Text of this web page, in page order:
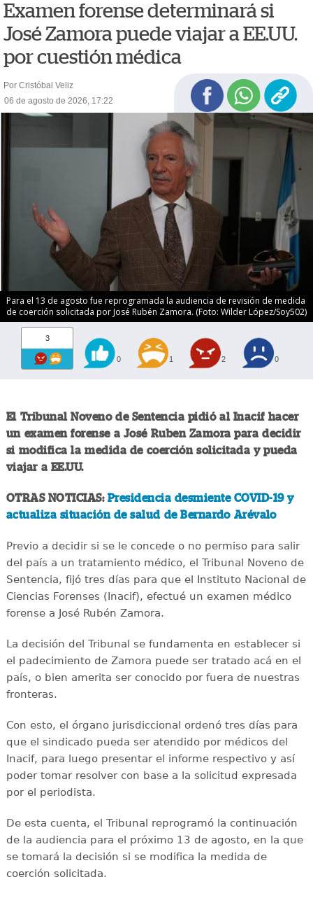
Examen forense determinará si
José Zamora puede viajar a EE.UU.
por cuestión médica
Por Cristóbal Veliz
06 de agosto de 2026, 17:22
Para el 13 de agosto fue reprogramada la audiencia de revisión de medida
de coerción solicitada por José Rubén Zamora. (Foto: Wilder López/Soy502)
3
0 1 2 0
El Tribunal Noveno de Sentencia pidió al Inacif hacer
un examen forense a José Ruben Zamora para decidir
si modifica la medida de coerción solicitada y pueda
viajar a EE.UU.
OTRAS NOTICIAS: Presidencia desmiente COVID-19 y
actualiza situación de salud de Bernardo Arévalo
Previo a decidir si se le concede o no permiso para salir
del país a un tratamiento médico, el Tribunal Noveno de
Sentencia, fijó tres días para que el Instituto Nacional de
Ciencias Forenses (Inacif), efectué un examen médico
forense a José Rubén Zamora.
La decisión del Tribunal se fundamenta en establecer si
el padecimiento de Zamora puede ser tratado acá en el
país, o bien amerita ser conocido por fuera de nuestras
fronteras.
Con esto, el órgano jurisdiccional ordenó tres días para
que el sindicado pueda ser atendido por médicos del
Inacif, para luego presentar el informe respectivo y así
poder tomar resolver con base a la solicitud expresada
por el periodista.
De esta cuenta, el Tribunal reprogramó la continuación
de la audiencia para el próximo 13 de agosto, en la que
se tomará la decisión si se modifica la medida de
coerción solicitada.